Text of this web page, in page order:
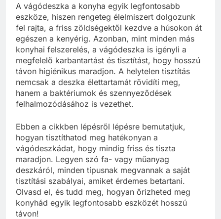
A vágódeszka a konyha egyik legfontosabb
eszköze, hiszen rengeteg élelmiszert dolgozunk
fel rajta, a friss zöldségektől kezdve a húsokon át
egészen a kenyérig. Azonban, mint minden más
konyhai felszerelés, a vágódeszka is igényli a
megfelelő karbantartást és tisztítást, hogy hosszú
távon higiénikus maradjon. A helytelen tisztítás
nemcsak a deszka élettartamát rövidíti meg,
hanem a baktériumok és szennyeződések
felhalmozódásához is vezethet.
Ebben a cikkben lépésről lépésre bemutatjuk,
hogyan tisztíthatod meg hatékonyan a
vágódeszkádat, hogy mindig friss és tiszta
maradjon. Legyen szó fa- vagy műanyag
deszkáról, minden típusnak megvannak a saját
tisztítási szabályai, amiket érdemes betartani.
Olvasd el, és tudd meg, hogyan őrizheted meg
konyhád egyik legfontosabb eszközét hosszú
távon!